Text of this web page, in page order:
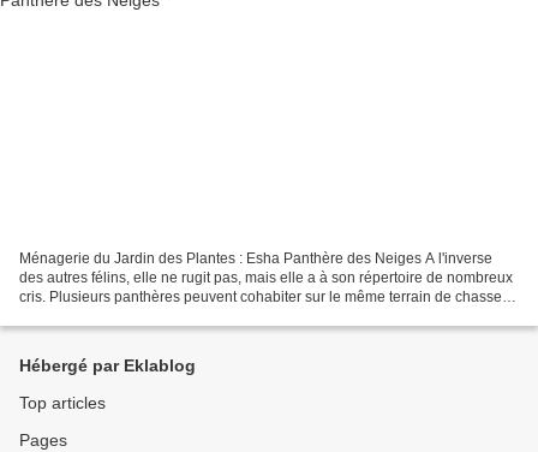
Ménagerie du Jardin des Plantes : Esha Panthère des Neiges A l'inverse
des autres félins, elle ne rugit pas, mais elle a à son répertoire de nombreux
cris. Plusieurs panthères peuvent cohabiter sur le même terrain de chasse,
Hébergé par Eklablog
Top articles
Pages